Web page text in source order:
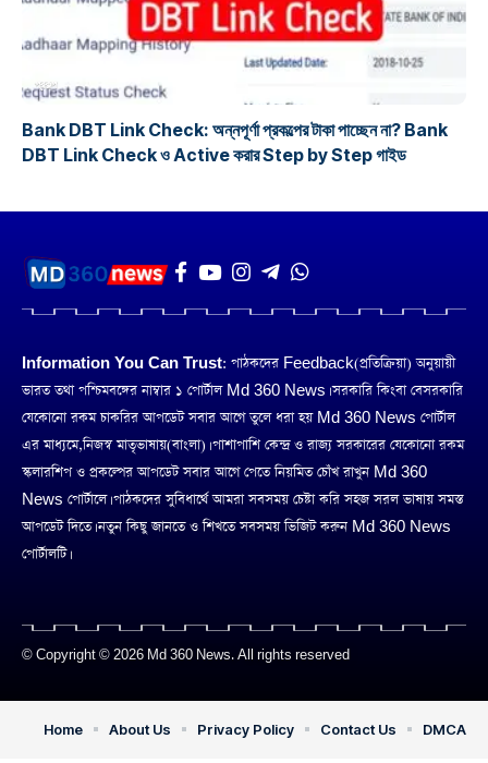
প্রকল্প
Bank DBT Link Check: অন্নপূর্ণা প্রকল্পের টাকা পাচ্ছেন না? Bank
DBT Link Check ও Active করার Step by Step গাইড
Information You Can Trust: পাঠকদের Feedback(প্রতিক্রিয়া) অনুয়ায়ী
ভারত তথা পশ্চিমবঙ্গের নাম্বার ১ পোর্টাল Md 360 News। সরকারি কিংবা বেসরকারি
যেকোনো রকম চাকরির আপডেট সবার আগে তুলে ধরা হয় Md 360 News পোর্টাল
এর মাধ্যমে,নিজস্ব মাতৃভাষায়(বাংলা)। পাশাপাশি কেন্দ্র ও রাজ্য সরকারের যেকোনো রকম
স্কলারশিপ ও প্রকল্পের আপডেট সবার আগে পেতে নিয়মিত চোঁখ রাখুন Md 360
News পোর্টালে। পাঠকদের সুবিধার্থে আমরা সবসময় চেষ্টা করি সহজ সরল ভাষায় সমস্ত
আপডেট দিতে। নতুন কিছু জানতে ও শিখতে সবসময় ভিজিট করুন Md 360 News
পোর্টালটি।
© Copyright © 2026 Md 360 News. All rights reserved
Home About Us Privacy Policy Contact Us DMCA